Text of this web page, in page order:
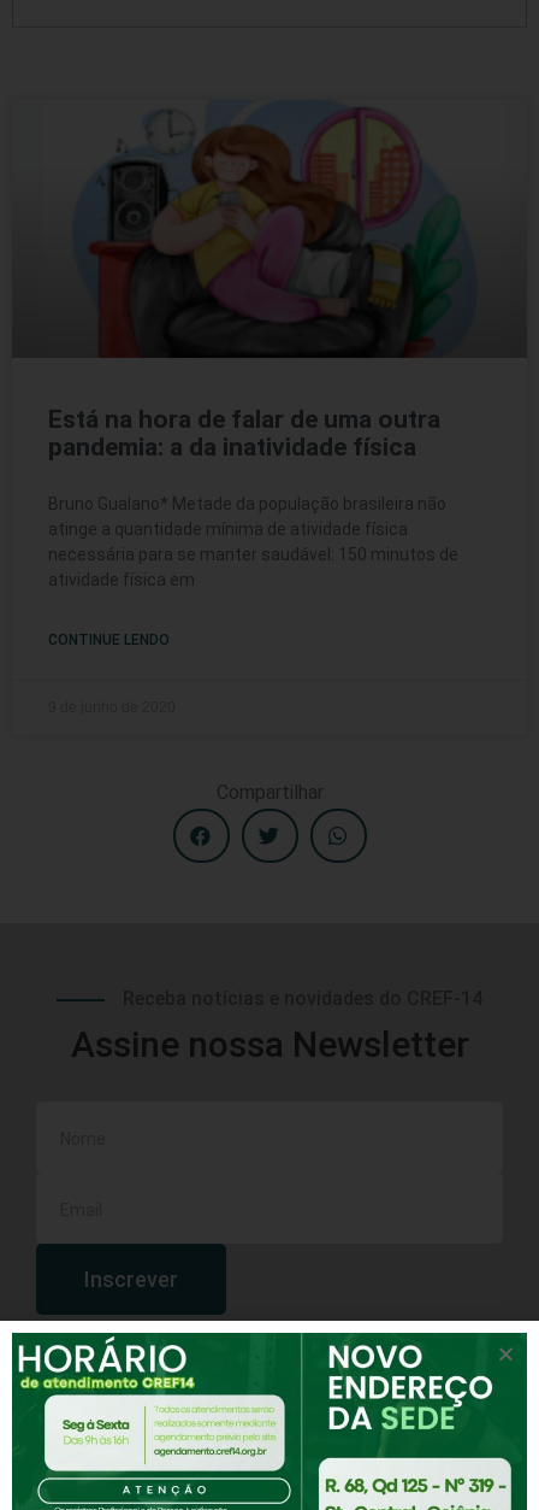
Está na hora de falar de uma outra
pandemia: a da inatividade física
Bruno Gualano* Metade da população brasileira não
atinge a quantidade mínima de atividade física
necessária para se manter saudável: 150 minutos de
atividade física em
CONTINUE LENDO
Compartilhar
Assine nossa Newsletter
Inscrever